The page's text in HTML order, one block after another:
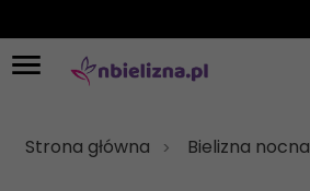
Strona główna Bielizna nocna